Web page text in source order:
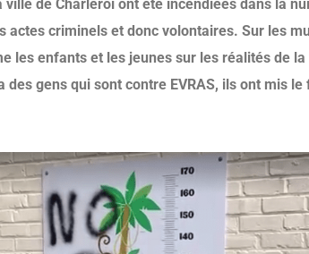
ville de Charleroi ont été incendiées dans la
actes criminels et donc volontaires. Sur les
les enfants et les jeunes sur les réalités de
gens qui sont contre EVRAS, ils ont mis